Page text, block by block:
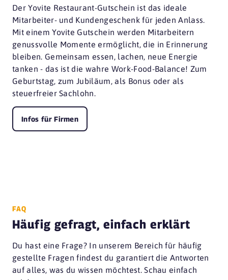
Der Yovite Restaurant-Gutschein ist das ideale
Mitarbeiter- und Kundengeschenk für jeden Anlass.
Mit einem Yovite Gutschein werden Mitarbeitern
genussvolle Momente ermöglicht, die in Erinnerung
bleiben. Gemeinsam essen, lachen, neue Energie
tanken - das ist die wahre Work-Food-Balance! Zum
Geburtstag, zum Jubiläum, als Bonus oder als
steuerfreier Sachlohn.
Infos für Firmen
FAQ
Häufig gefragt, einfach erklärt
Du hast eine Frage? In unserem Bereich für häufig
gestellte Fragen findest du garantiert die Antworten
auf alles, was du wissen möchtest. Schau einfach